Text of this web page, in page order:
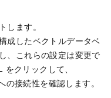
します。
成したベクトルデータベ
、これらの設定は変更で
をクリックして、
接続性を確認します。